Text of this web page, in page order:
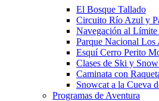
El Bosque Tallado
Circuito Río Azul y
Navegación al
Parque Nacional Los
Esquí Cerro Perito
Clases de Ski y
Caminata con
Snowcat a la Cueva
Programas de Aventura